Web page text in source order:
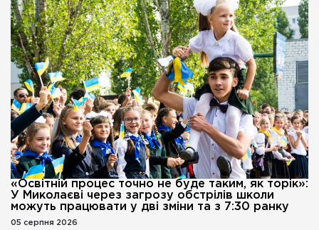
«Освітній процес точно не буде таким, як торік»:
У Миколаєві через загрозу обстрілів школи
можуть працювати у дві зміни та з 7:30 ранку
05 серпня 2026